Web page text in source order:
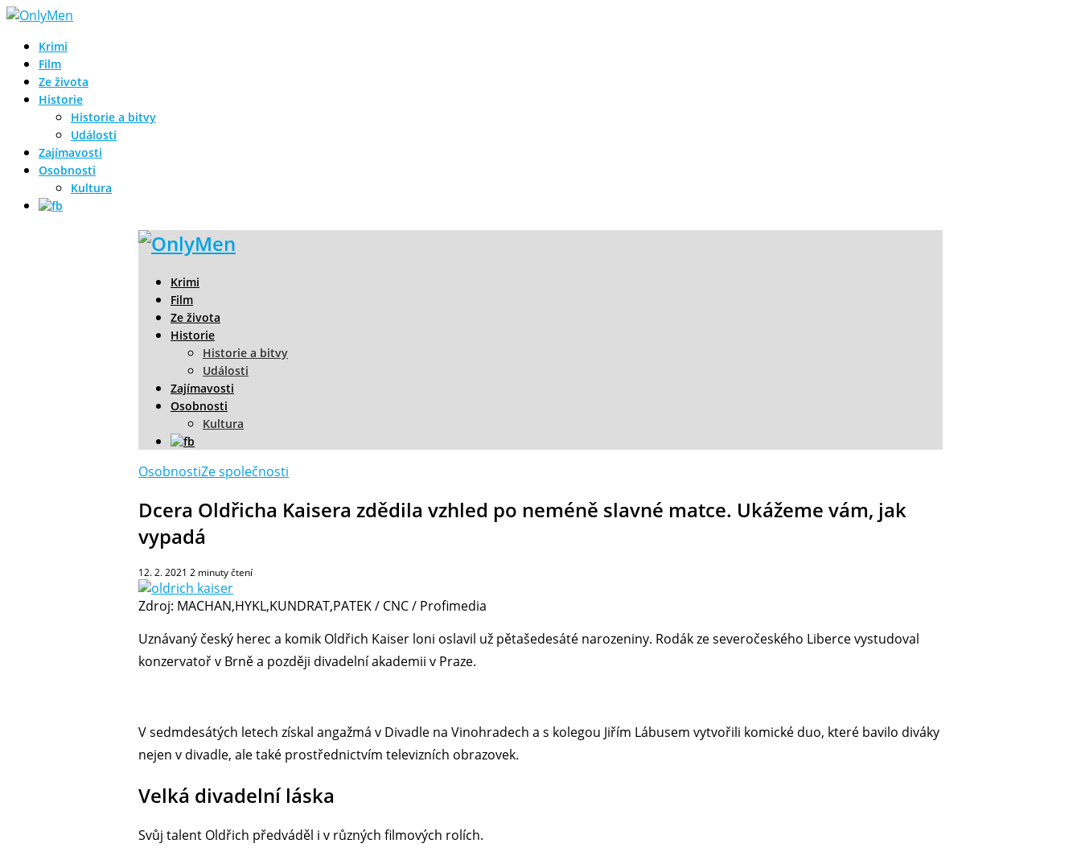
Krimi
Film
Ze života
Historie
Historie a bitvy
Události
Zajímavosti
Osobnosti
Kultura
Krimi
Film
Ze života
Historie
Historie a bitvy
Události
Zajímavosti
Osobnosti
Kultura
OsobnostiZe společnosti
Dcera Oldřicha Kaisera zdědila vzhled po neméně slavné matce. Ukážeme vám, jak
vypadá
12. 2. 2021 2 minuty čtení
Zdroj: MACHAN,HYKL,KUNDRAT,PATEK / CNC / Profimedia
Uznávaný český herec a komik Oldřich Kaiser loni oslavil už pětašedesáté narozeniny. Rodák ze severočeského Liberce vystudoval
konzervatoř v Brně a později divadelní akademii v Praze.
V sedmdesátých letech získal angažmá v Divadle na Vinohradech a s kolegou Jiřím Lábusem vytvořili komické duo, které bavilo diváky
nejen v divadle, ale také prostřednictvím televizních obrazovek.
Velká divadelní láska
Svůj talent Oldřich předváděl i v různých filmových rolích.